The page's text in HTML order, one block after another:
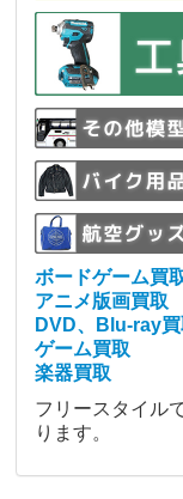
ボードゲーム買
アニメ版画買取
DVD、Blu-ray買
ゲーム買取
楽器買取
フリースタイル
ります。